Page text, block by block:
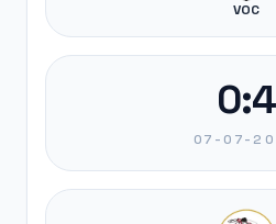
VOC
0:4
07-07-